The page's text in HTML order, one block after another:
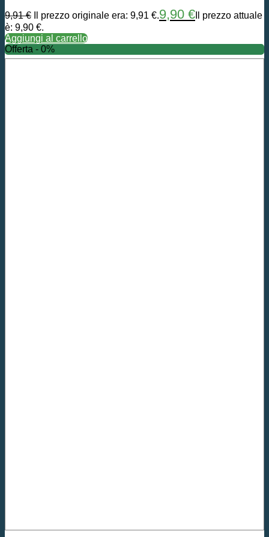
9,91€ Il prezzo originale era: 9,91 €.9,90 € Il prezzo attuale
è: 9,90 €.
Aggiungi al carrello
Offerta - 0%